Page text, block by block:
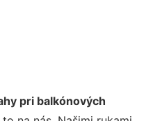
pri balkónových